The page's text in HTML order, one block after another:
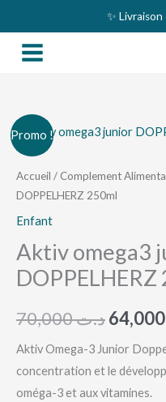
au
contenu
✨ Livraison
Promo !
Accueil / Complement
DOPPELHERZ 250ml
Enfant
Aktiv omega3
DOPPELHERZ
د.ت70,000
Le
prix
initial
Aktiv Omega-3 Junior
concentration et le
oméga-3 et aux vitamines.
quantité
de
Aktiv
omega3
junior
250ml